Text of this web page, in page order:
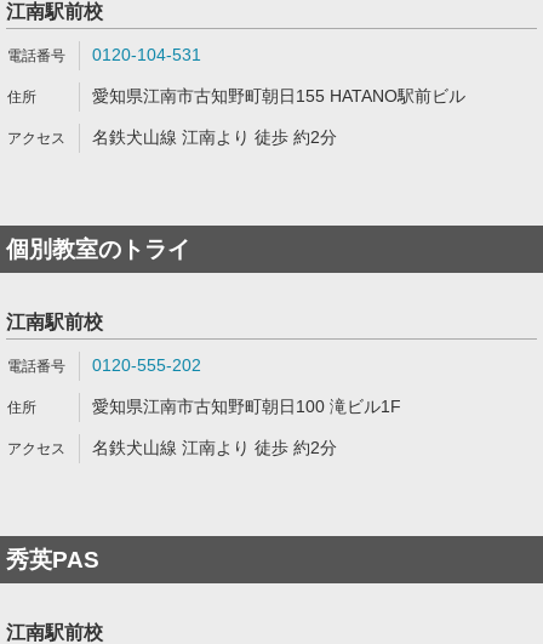
江南駅前校
0120-104-531
愛知県江南市古知野町朝日155 HATANO駅前ビル
名鉄犬山線 江南より 徒歩 約2分
個別教室のトライ
江南駅前校
0120-555-202
愛知県江南市古知野町朝日100 滝ビル1F
名鉄犬山線 江南より 徒歩 約2分
秀英PAS
江南駅前校